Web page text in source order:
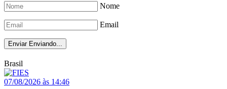
Nome
Email
Enviar Enviando...
Brasil
07/08/2026 às 14:46